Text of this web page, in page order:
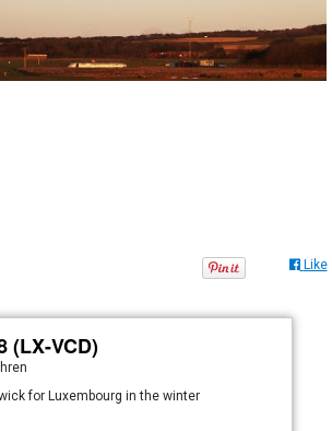
Like
(LX-VCD)
for Luxembourg in the winter